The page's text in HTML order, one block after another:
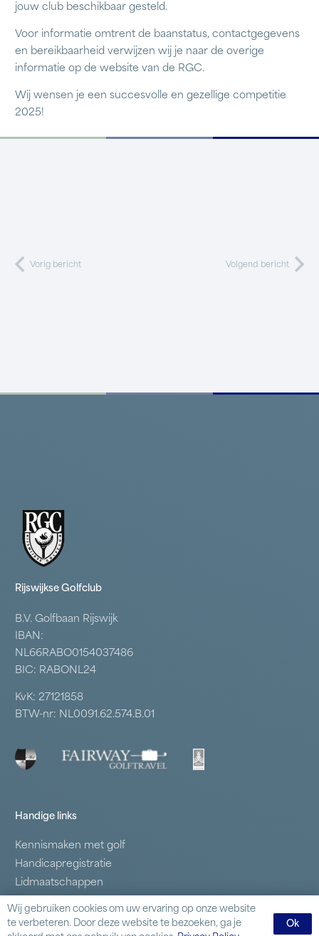
jouw club beschikbaar gesteld.
Voor informatie omtrent de baanstatus, contactgegevens
en bereikbaarheid verwijzen wij je naar de overige
informatie op de website van de RGC.
Wij wensen je een succesvolle en gezellige competitie
2025!
Vorig bericht Volgend bericht
Rijswijkse Golfclub
B.V. Golfbaan Rijswijk
IBAN:
NL66RABO0154037486
BIC: RABONL24
KvK: 27121858
BTW-nr: NL0091.62.574.B.01
Handige links
Kennismaken met golf
Handicapregistratie
Lidmaatschappen
Samenwerkende clubs
Business Golf
Wij gebruiken cookies om uw ervaring op onze website
te verbeteren. Door deze website te bezoeken, ga je
Ok